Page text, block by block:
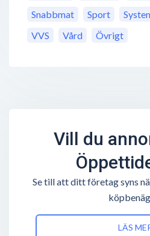
Snabbmat
Sport
VVS
Vård Övrigt
Vill du
Se till att ditt företag syns
LÄS